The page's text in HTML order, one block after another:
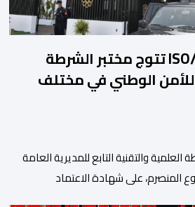
شهادة ISO/IEC 17025 تتوج مختبر الشرطة
للأمن الوطني في مختلف
والتقنية التابع للمديرية العامة
المنصرم، على شهادة الاعتماد